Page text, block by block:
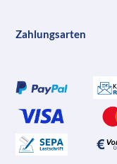
Zahlungsarten